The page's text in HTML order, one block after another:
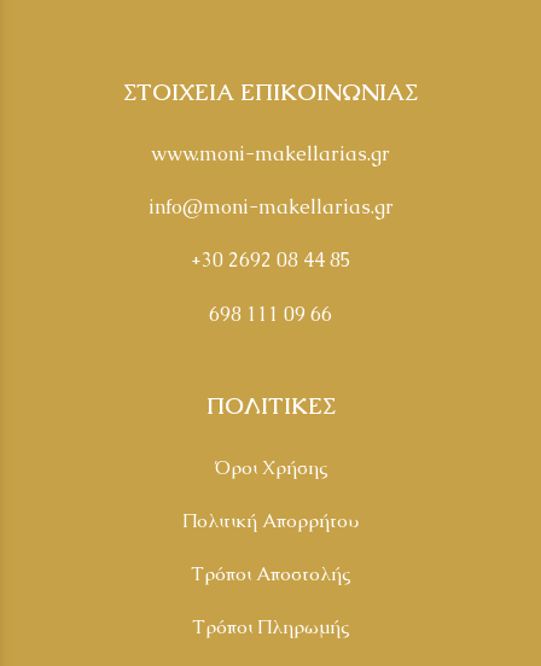
ΣΤΟΙΧΕΙΑ ΕΠΙΚΟΙΝΩΝΙΑΣ
www.moni-makellarias.gr
info@moni-makellarias.gr
+30 2692 08 44 85
698 111 09 66
ΠΟΛΙΤΙΚΕΣ
Όροι Χρήσης
Πολιτική Απορρήτου
Τρόποι Αποστολής
Τρόποι Πληρωμής